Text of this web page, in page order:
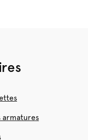
armatures